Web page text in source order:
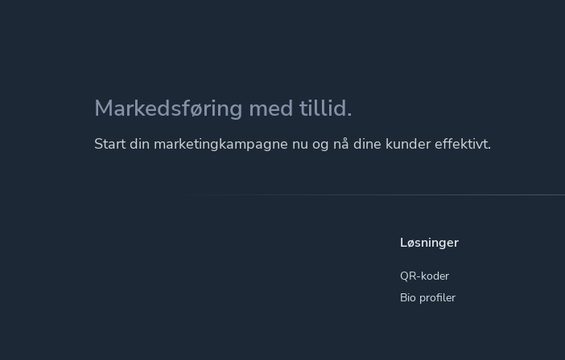
Markedsføring med tillid.
Start din marketingkampagne nu og nå dine kunder effektivt.
Løsninger
QR-koder
Bio profiler